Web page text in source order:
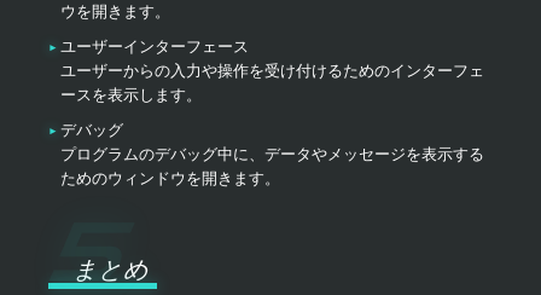
ウを開きます。
ユーザーインターフェース
ユーザーからの入力や操作を受け付けるためのインターフェ
ースを表示します。
デバッグ
プログラムのデバッグ中に、データやメッセージを表示する
ためのウィンドウを開きます。
まとめ